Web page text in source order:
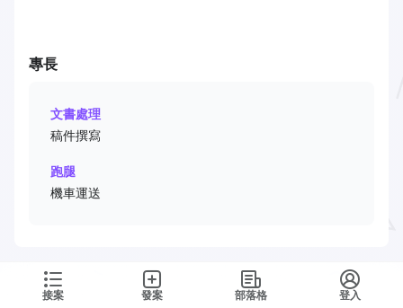
接案 發案 部落格 登入
專長
文書處理
稿件撰寫
跑腿
機車運送